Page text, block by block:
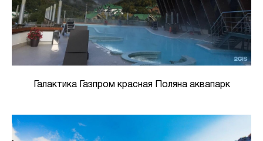
Галактика Газпром красная Поляна аквапарк